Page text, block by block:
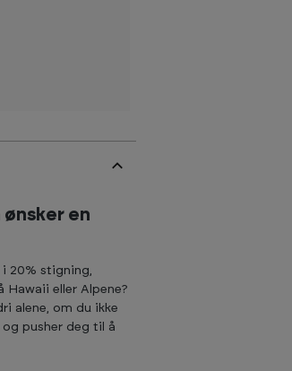
en
20% stigning,
Hawaii eller Alpene?
alene, om du ikke
pusher deg til å